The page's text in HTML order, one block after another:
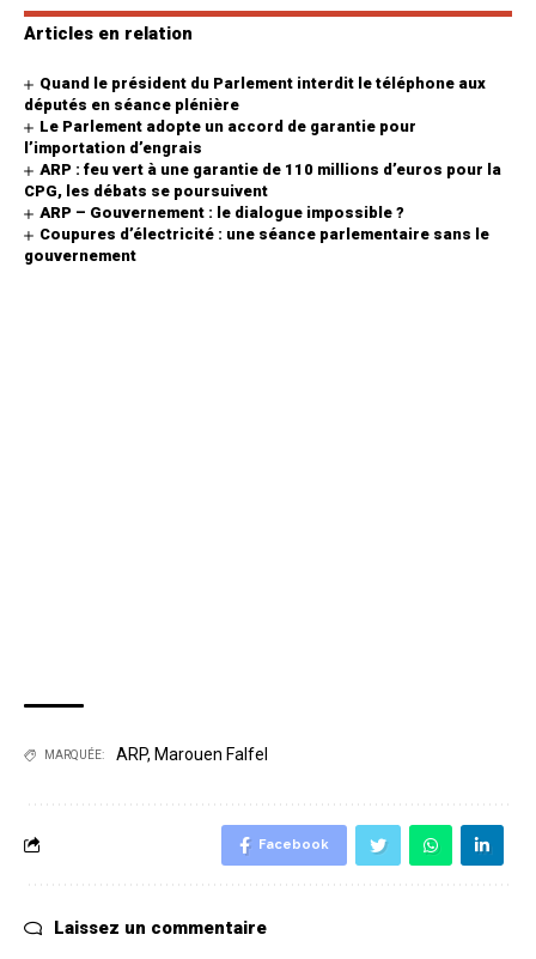
Articles en relation
Quand le président du Parlement interdit le téléphone aux
députés en séance plénière
Le Parlement adopte un accord de garantie pour
l’importation d’engrais
ARP : feu vert à une garantie de 110 millions d’euros pour la
CPG, les débats se poursuivent
ARP – Gouvernement : le dialogue impossible ?
Coupures d’électricité : une séance parlementaire sans le
gouvernement
MARQUÉE: ARP, Marouen Falfel
Facebook
Laissez un commentaire